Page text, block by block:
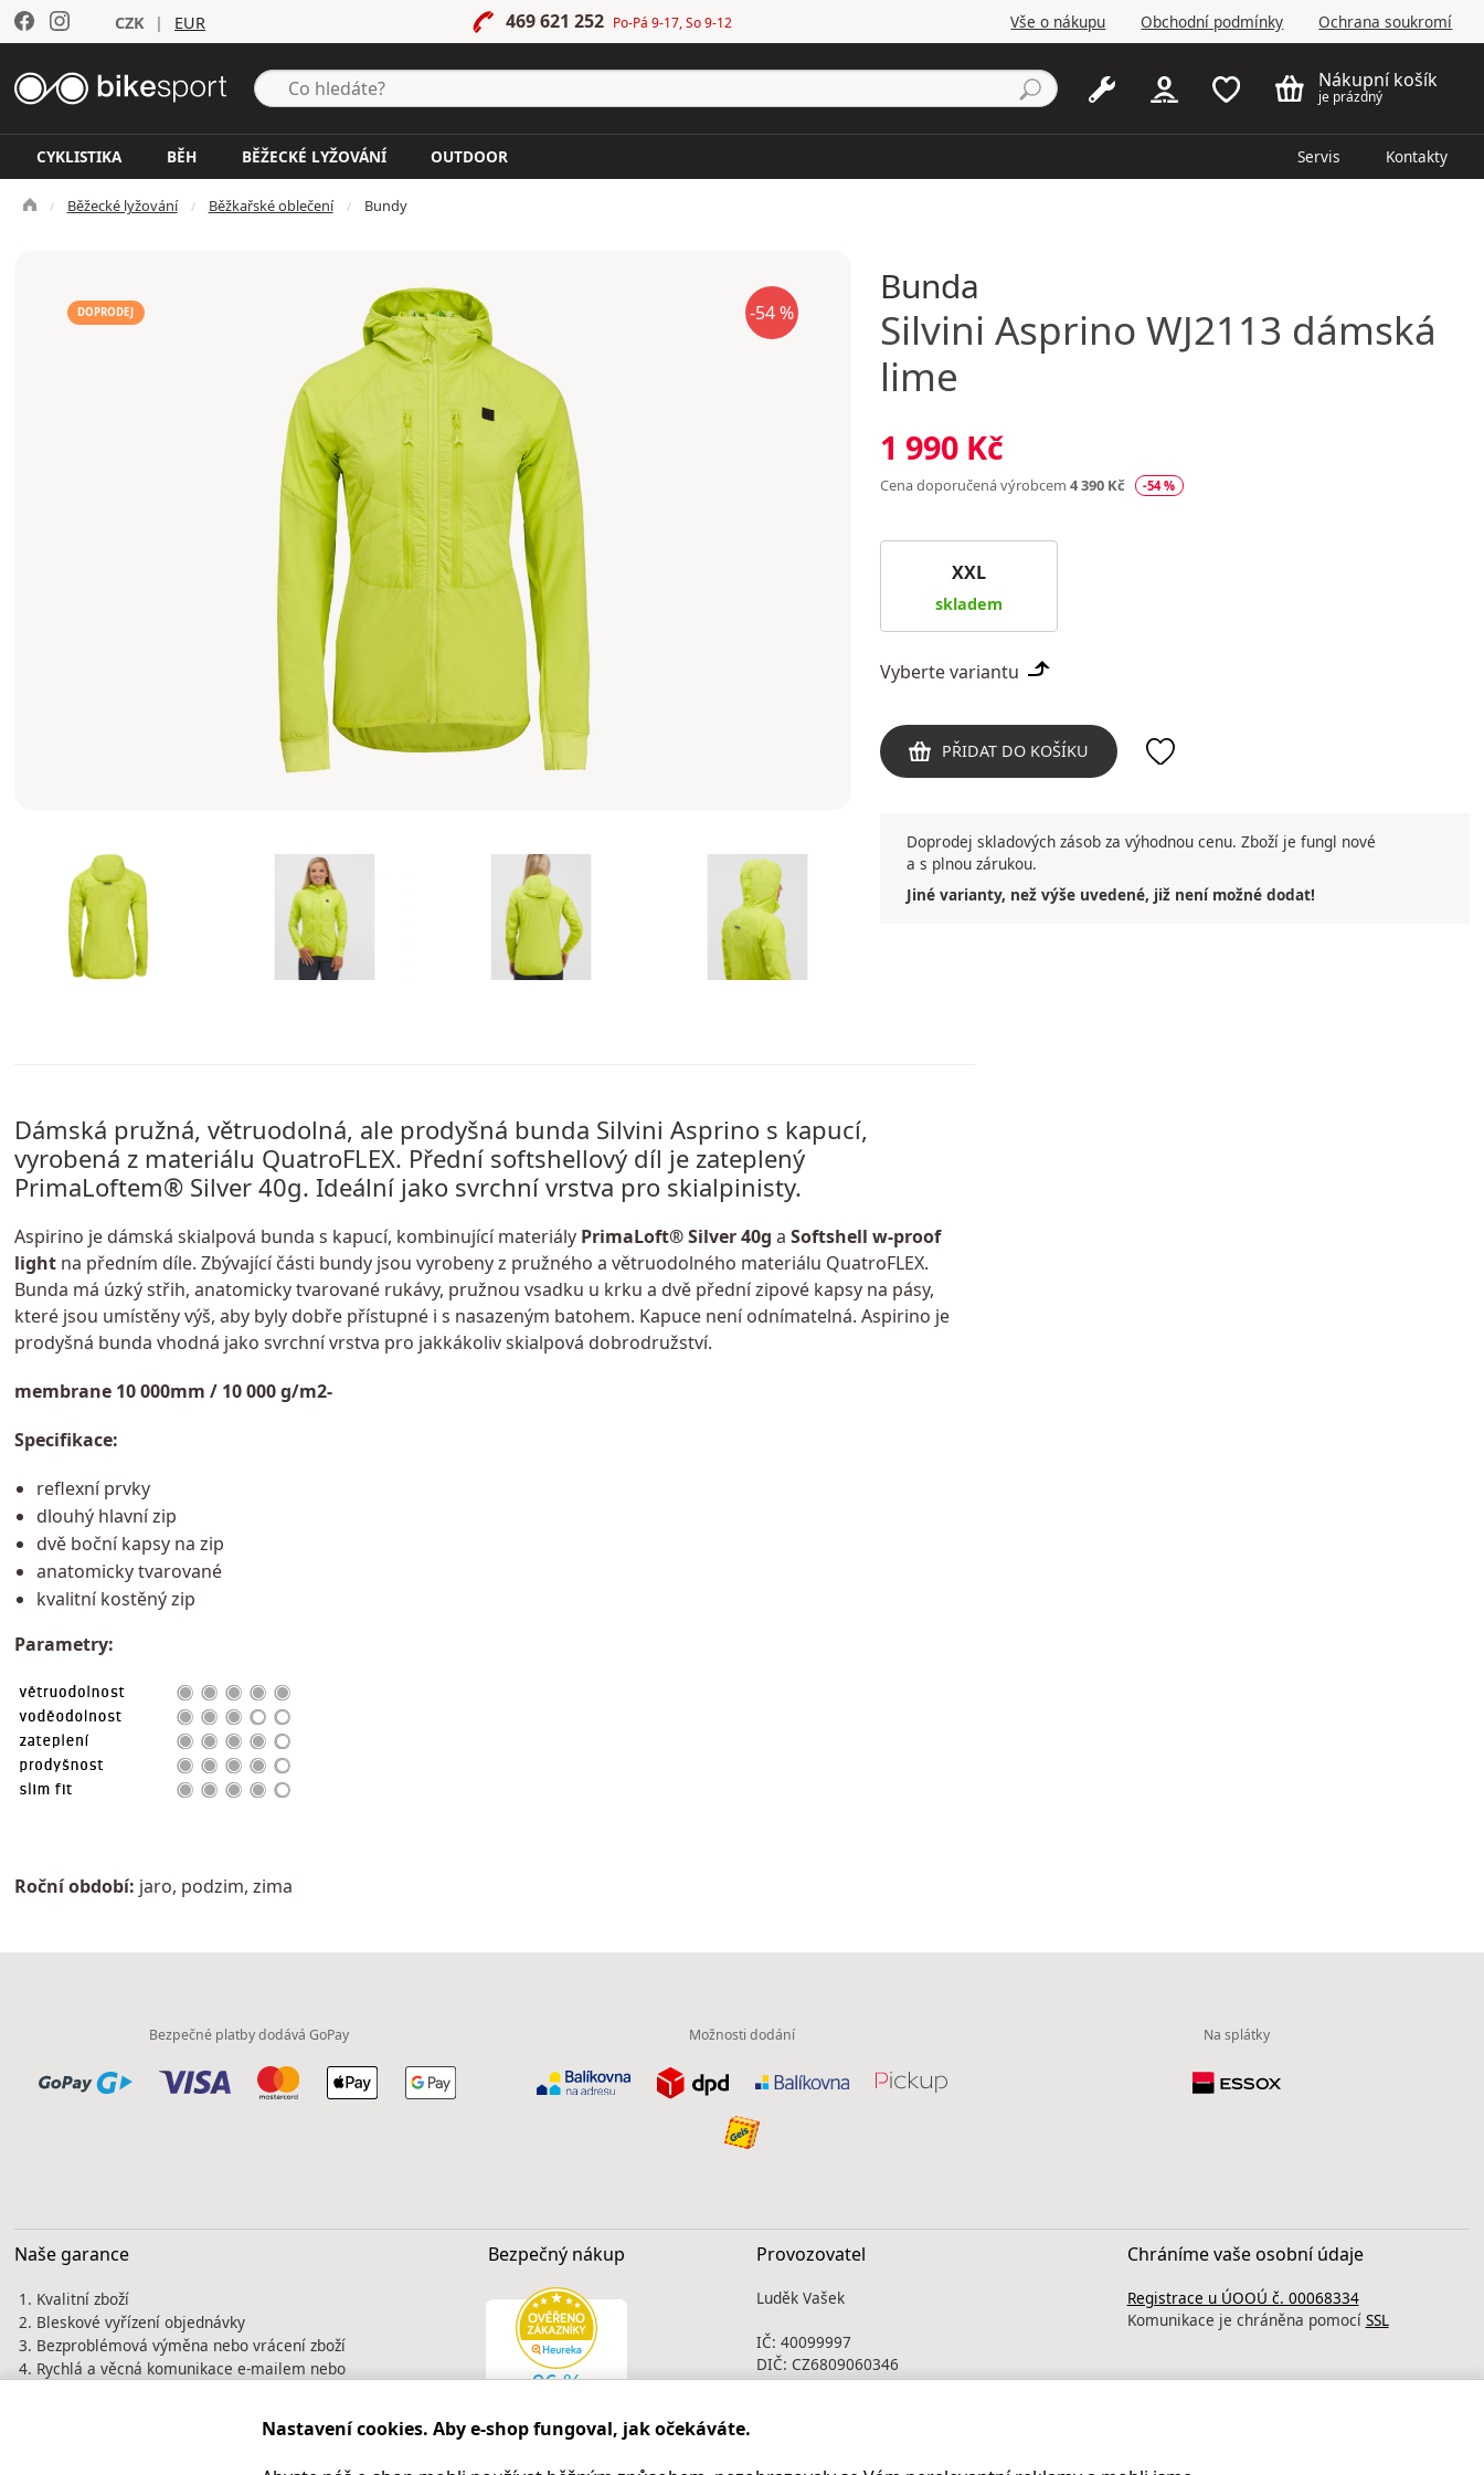
CZK | EUR 469 621 252 Po-Pá 9-17, So 9-12 Vše o nákupu Obchodní podmínky Ochrana soukromí
Nákupní košík
je prázdný
CYKLISTIKA BĚH BĚŽECKÉ LYŽOVÁNÍ OUTDOOR Servis Kontakty
Běžecké lyžování Běžkařské oblečení Bundy
-54 %
DOPRODEJ
Bunda
Silvini Asprino WJ2113 dámská
lime
1 990 Kč
Cena doporučená výrobcem 4 390 Kč -54 %
XXL
skladem
Vyberte variantu
PŘIDAT DO KOŠÍKU
Doprodej skladových zásob za výhodnou cenu. Zboží je fungl nové
a s plnou zárukou.
Jiné varianty, než výše uvedené, již není možné dodat!
Dámská pružná, větruodolná, ale prodyšná bunda Silvini Asprino s kapucí,
vyrobená z materiálu QuatroFLEX. Přední softshellový díl je zateplený
PrimaLoftem® Silver 40g. Ideální jako svrchní vrstva pro skialpinisty.
Aspirino je dámská skialpová bunda s kapucí, kombinující materiály PrimaLoft® Silver 40g a Softshell w-proof
lightna předním díle. Zbývající části bundy jsou vyrobeny z pružného a větruodolného materiálu QuatroFLEX.
Bunda má úzký střih, anatomicky tvarované rukávy, pružnou vsadku u krku a dvě přední zipové kapsy na pásy,
které jsou umístěny výš, aby byly dobře přístupné i s nasazeným batohem. Kapuce není odnímatelná. Aspirino je
prodyšná bunda vhodná jako svrchní vrstva pro jakkákoliv skialpová dobrodružství.
membrane 10 000mm / 10 000 g/m2-
Specifikace:
reflexní prvky
dlouhý hlavní zip
dvě boční kapsy na zip
anatomicky tvarované
kvalitní kostěný zip
Parametry:
Roční období: jaro, podzim, zima
Bezpečné platby dodává GoPay Možnosti dodání Na splátky
Naše garance
Kvalitní zboží
Bleskové vyřízení objednávky
Bezproblémová výměna nebo vrácení zboží
Rychlá a věcná komunikace e-mailem nebo
nejlepší vizitkou. Prověřte si nás před
Bezpečný nákup Provozovatel
Luděk Vašek
IČ: 40099997
DIČ: CZ6809060346
Chráníme vaše osobní údaje
Registrace u ÚOOÚ č. 00068334
Komunikace je chráněna pomocí SSL
Nastavení cookies. Aby e-shop fungoval, jak očekáváte.